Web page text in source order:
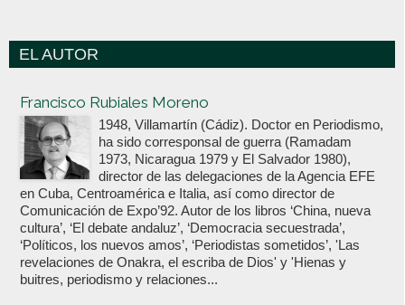
EL AUTOR
Francisco Rubiales Moreno
1948, Villamartín (Cádiz). Doctor en Periodismo,
ha sido corresponsal de guerra (Ramadam
1973, Nicaragua 1979 y El Salvador 1980),
director de las delegaciones de la Agencia EFE
en Cuba, Centroamérica e Italia, así como director de
Comunicación de Expo’92. Autor de los libros ‘China, nueva
cultura’, ‘El debate andaluz’, ‘Democracia secuestrada’,
‘Políticos, los nuevos amos’, ‘Periodistas sometidos’, 'Las
revelaciones de Onakra, el escriba de Dios' y 'Hienas y
buitres, periodismo y relaciones...